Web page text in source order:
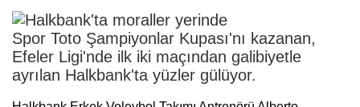
Spor Toto Şampiyonlar Kupası'nı kazanan,
Efeler Ligi'nde ilk iki maçından galibiyetle
ayrılan Halkbank'ta yüzler gülüyor.